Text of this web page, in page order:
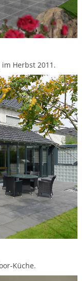
Herbst 2011.
Küche.